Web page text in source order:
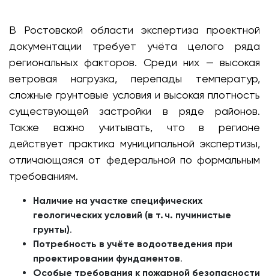
В Ростовской области экспертиза проектной
документации требует учёта целого ряда
региональных факторов. Среди них — высокая
ветровая нагрузка, перепады температур,
сложные грунтовые условия и высокая плотность
существующей застройки в ряде районов.
Также важно учитывать, что в регионе
действует практика муниципальной экспертизы,
отличающаяся от федеральной по формальным
требованиям.
Наличие на участке специфических
геологических условий (в т. ч. пучинистые
грунты).
Потребность в учёте водоотведения при
проектировании фундаментов.
Особые требования к пожарной безопасности